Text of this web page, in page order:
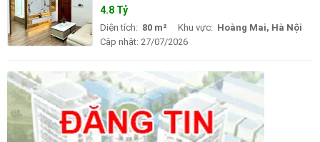
4.8 Tỷ
Diện tích: 80 m² Khu vực: Hoàng Mai, Hà Nội
Cập nhật: 27/07/2026